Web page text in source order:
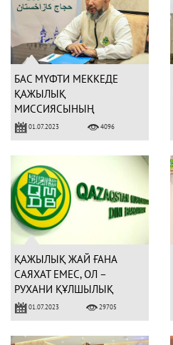
БАС МҮФТИ МЕККЕДЕ
ҚАЖЫЛЫҚ
МИССИЯСЫНЫҢ
ҚОРЫТЫНДЫ
ЖИНАЛЫСЫН ӨТКІЗДІ
(ФОТО)
01.07.2023 4096
ҚАЖЫЛЫҚ ЖАЙ ҒАНА
САЯХАТ ЕМЕС, ОЛ –
РУХАНИ ҚҰЛШЫЛЫҚ
01.07.2023 29705